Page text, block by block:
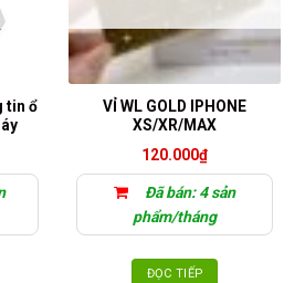
tin ổ
VỈ WL GOLD IPHONE
XS/XR/MAX
120.000₫
Đã bán: 4 sản
phẩm/tháng
ĐỌC TIẾP